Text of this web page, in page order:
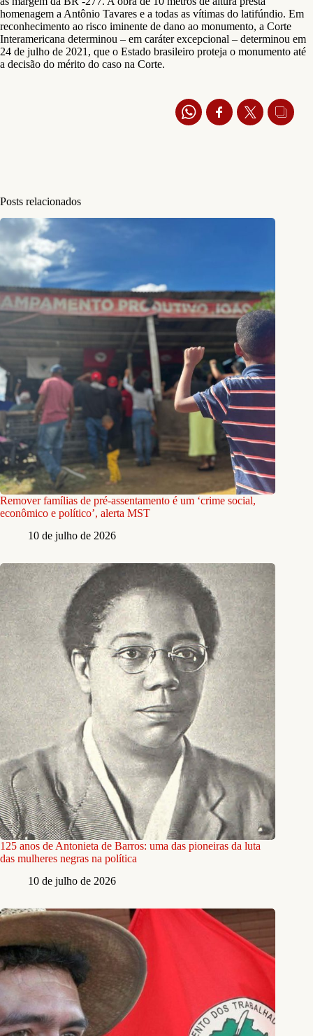
homenagem a Antônio Tavares e a todas as vítimas do latifúndio. Em
reconhecimento ao risco iminente de dano ao monumento, a Corte
Interamericana determinou – em caráter excepcional – determinou em
24 de julho de 2021, que o Estado brasileiro proteja o monumento até
a decisão do mérito do caso na Corte.
Posts relacionados
Remover famílias de pré-assentamento é um ‘crime social,
econômico e político’, alerta MST
10 de julho de 2026
125 anos de Antonieta de Barros: uma das pioneiras da luta
das mulheres negras na política
10 de julho de 2026